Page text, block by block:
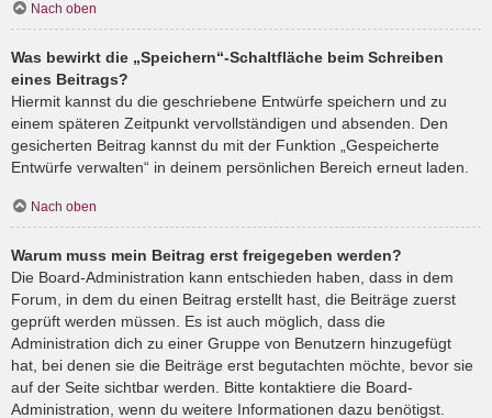
Nach oben
Was bewirkt die „Speichern“-Schaltfläche beim Schreiben
eines Beitrags?
Hiermit kannst du die geschriebene Entwürfe speichern und zu
einem späteren Zeitpunkt vervollständigen und absenden. Den
gesicherten Beitrag kannst du mit der Funktion „Gespeicherte
Entwürfe verwalten“ in deinem persönlichen Bereich erneut laden.
Nach oben
Warum muss mein Beitrag erst freigegeben werden?
Die Board-Administration kann entschieden haben, dass in dem
Forum, in dem du einen Beitrag erstellt hast, die Beiträge zuerst
geprüft werden müssen. Es ist auch möglich, dass die
Administration dich zu einer Gruppe von Benutzern hinzugefügt
hat, bei denen sie die Beiträge erst begutachten möchte, bevor sie
auf der Seite sichtbar werden. Bitte kontaktiere die Board-
Administration, wenn du weitere Informationen dazu benötigst.